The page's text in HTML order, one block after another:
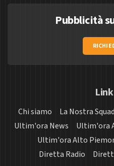
Pubblicità
Chi siamo La Nostra
Ultim'ora News
Ultim'ora
Ultim'ora Alto
Diretta Radio